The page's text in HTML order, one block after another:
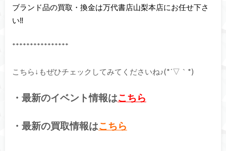
ブランド品の買取・換金は万代書店山梨本店にお任せ下さ
い‼
****************
こちら↓もぜひチェックしてみてくださいね♪(*´▽｀*)
・最新のイベント情報はこちら
・最新の買取情報はこちら